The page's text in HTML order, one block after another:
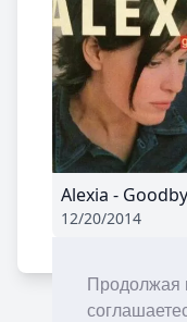
Продолжая
Alexia -
12/20/2014